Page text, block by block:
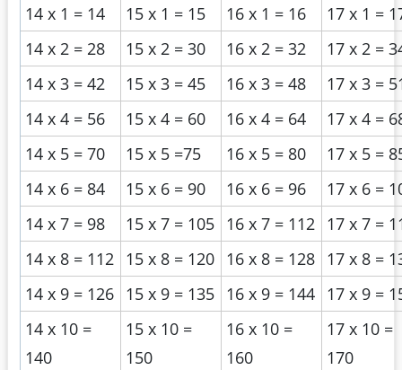
14 x 1 = 14
15 x 1 = 15 16 x 1 = 16
17 x 1 =
14 x 2 = 28
15 x 2 = 30 16 x 2 = 32
17 x 2 =
14 x 3 = 42
15 x 3 = 45 16 x 3 = 48
17 x 3 =
14 x 4 = 56
15 x 4 = 60 16 x 4 = 64
17 x 4 =
14 x 5 = 70
15 x 5 =75 16 x 5 = 80
17 x 5 =
14 x 6 = 84
15 x 6 = 90 16 x 6 = 96
17 x 6 =
14 x 7 = 98
15 x 7 = 105 16 x 7 = 112
17 x 7 =
14 x 8 = 112
15 x 8 = 120 16 x 8 = 128
17 x 8 =
14 x 9 = 126
15 x 9 = 135 16 x 9 = 144
17 x 9 =
14 x 10 =
140
15 x 10 =
150
16 x 10 =
160
17 x 10 =
170